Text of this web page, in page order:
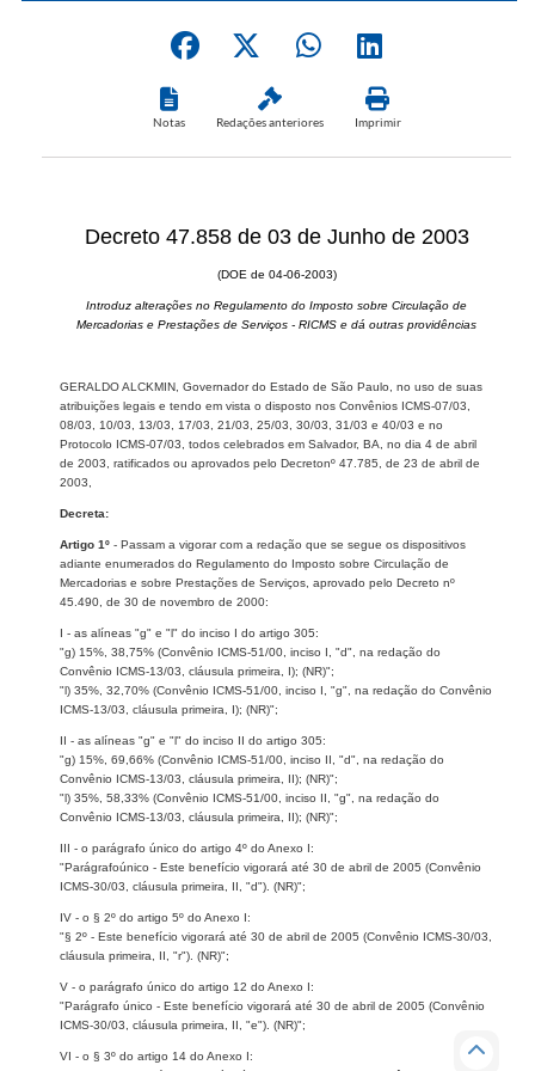
Notas Redações anteriores Imprimir
Decreto 47.858 de 03 de Junho de 2003
(DOE de 04-06-2003)
Introduz alterações no Regulamento do Imposto sobre Circulação de
Mercadorias e Prestações de Serviços - RICMS e dá outras providências
GERALDO ALCKMIN, Governador do Estado de São Paulo, no uso de suas
atribuições legais e tendo em vista o disposto nos Convênios ICMS-07/03,
08/03, 10/03, 13/03, 17/03, 21/03, 25/03, 30/03, 31/03 e 40/03 e no
Protocolo ICMS-07/03, todos celebrados em Salvador, BA, no dia 4 de abril
de 2003, ratificados ou aprovados pelo Decretonº 47.785, de 23 de abril de
2003,
Decreta:
Artigo 1º - Passam a vigorar com a redação que se segue os dispositivos
adiante enumerados do Regulamento do Imposto sobre Circulação de
Mercadorias e sobre Prestações de Serviços, aprovado pelo Decreto nº
45.490, de 30 de novembro de 2000:
I - as alíneas "g" e "l" do inciso I do artigo 305:
"g) 15%, 38,75% (Convênio ICMS-51/00, inciso I, "d", na redação do
Convênio ICMS-13/03, cláusula primeira, I); (NR)";
"l) 35%, 32,70% (Convênio ICMS-51/00, inciso I, "g", na redação do Convênio
ICMS-13/03, cláusula primeira, I); (NR)";
II - as alíneas "g" e "l" do inciso II do artigo 305:
"g) 15%, 69,66% (Convênio ICMS-51/00, inciso II, "d", na redação do
Convênio ICMS-13/03, cláusula primeira, II); (NR)";
"l) 35%, 58,33% (Convênio ICMS-51/00, inciso II, "g", na redação do
Convênio ICMS-13/03, cláusula primeira, II); (NR)";
III - o parágrafo único do artigo 4º do Anexo I:
"Parágrafoúnico - Este benefício vigorará até 30 de abril de 2005 (Convênio
ICMS-30/03, cláusula primeira, II, "d"). (NR)";
IV - o § 2º do artigo 5º do Anexo I:
"§ 2º - Este benefício vigorará até 30 de abril de 2005 (Convênio ICMS-30/03,
cláusula primeira, II, "r"). (NR)";
V - o parágrafo único do artigo 12 do Anexo I:
"Parágrafo único - Este benefício vigorará até 30 de abril de 2005 (Convênio
ICMS-30/03, cláusula primeira, II, "e"). (NR)";
VI - o § 3º do artigo 14 do Anexo I: